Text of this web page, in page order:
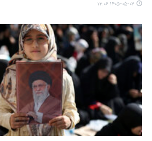
۱۴۰۵-۰۵-۰۷ ۱۳:۰۶